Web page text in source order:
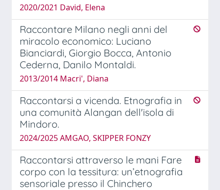
2020/2021 David, Elena
Raccontare Milano negli anni del
miracolo economico: Luciano
Bianciardi, Giorgio Bocca, Antonio
Cederna, Danilo Montaldi.
2013/2014 Macri', Diana
Raccontarsi a vicenda. Etnografia in
una comunità Alangan dell'isola di
Mindoro.
2024/2025 AMGAO, SKIPPER FONZY
Raccontarsi attraverso le mani Fare
corpo con la tessitura: un’etnografia
sensoriale presso il Chinchero